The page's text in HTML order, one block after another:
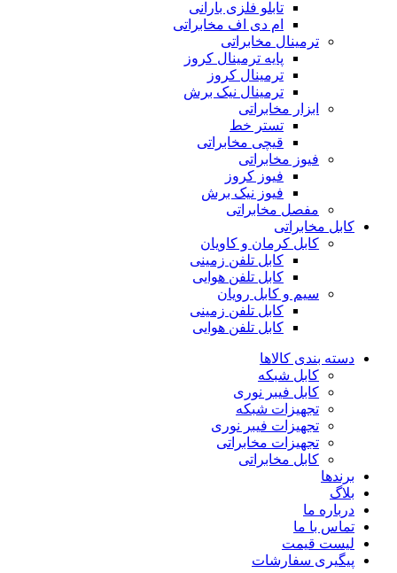
تابلو فلزی بارانی
ام دی اف مخابراتی
ترمینال مخابراتی
پایه ترمینال کروز
ترمینال کروز
ترمینال نیک برش
ابزار مخابراتی
تستر خط
قیچی مخابراتی
فیوز مخابراتی
فیوز کروز
فیوز نیک برش
مفصل مخابراتی
کابل مخابراتی
کابل کرمان و کاویان
کابل تلفن زمینی
کابل تلفن هوایی
سیم و کابل رویان
کابل تلفن زمینی
کابل تلفن هوایی
دسته بندی کالاها
کابل شبکه
کابل فیبر نوری
تجهیزات شبکه
تجهیزات فیبر نوری
تجهیزات مخابراتی
کابل مخابراتی
برندها
بلاگ
درباره ما
تماس با ما
لیست قیمت
پیگیری سفارشات